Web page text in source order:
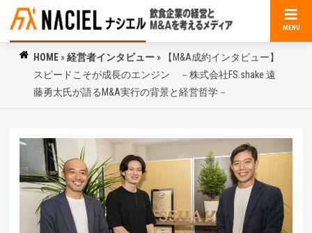
MENU
HOME »経営者インタビュー »
【M&A成約インタビュー】
スピードこそが成長のエンジン －株式会社FS.shake 遠
藤勇太氏が語るM&A実行の背景と経営哲学－